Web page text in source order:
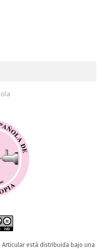
Articular está distribuida bajo una